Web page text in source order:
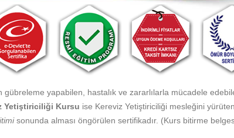
gübreleme yapabilen, hastalık ve zararlılarla mücadele
Yetiştiriciliği Kursu ise Kereviz Yetiştiriciliği mesleğini
sonunda alması öngörülen sertifikadır. (Kurs bitirme